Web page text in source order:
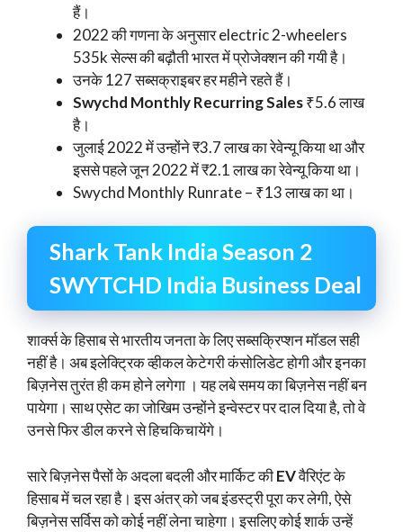
हैं।
2022 की गणना के अनुसार electric 2-wheelers
535k सेल्स की बढ़ौती भारत में प्रोजेक्शन की गयी है।
उनके 127 सब्सक्राइबर हर महीने रहते हैं।
Swychd Monthly Recurring Sales₹5.6 लाख
है।
जुलाई 2022 में उन्होंने ₹3.7 लाख का रेवेन्यू किया था और
इससे पहले जून 2022 में ₹2.1 लाख का रेवेन्यू किया था।
Swychd Monthly Runrate – ₹13 लाख का था।
Shark Tank India Season 2
SWYTCHD India Business Deal
शार्क्स के हिसाब से भारतीय जनता के लिए सब्सक्रिप्शन मॉडल सही
नहीं है। अब इलेक्ट्रिक व्हीकल केटेगरी कंसोलिडेट होगी और इनका
बिज़नेस तुरंत ही कम होने लगेगा । यह लबे समय का बिज़नेस नहीं बन
पायेगा। साथ एसेट का जोखिम उन्होंने इन्वेस्टर पर दाल दिया है, तो वे
उनसे फिर डील करने से हिचकिचायेंगे।
सारे बिज़नेस पैसों के अदला बदली और मार्किट कीEVवैरिएंट के
हिसाब में चल रहा है। इस अंतर् को जब इंडस्ट्री पूरा कर लेगी, ऐसे
बिज़नेस सर्विस को कोई नहीं लेना चाहेगा। इसलिए कोई शार्क उन्हें